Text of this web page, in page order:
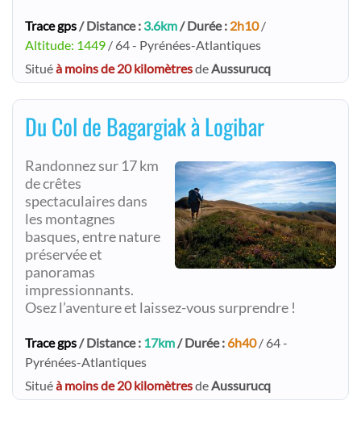
Trace gps/ Distance : 3.6km/ Durée : 2h10/
Altitude: 1449 / 64 - Pyrénées-Atlantiques
Situéà moins de 20 kilomètresdeAussurucq
Du Col de Bagargiak à Logibar
Randonnez sur 17 km
de crêtes
spectaculaires dans
les montagnes
basques, entre nature
préservée et
panoramas
impressionnants.
Osez l’aventure et laissez-vous surprendre !
Trace gps/ Distance : 17km/ Durée : 6h40/ 64 -
Pyrénées-Atlantiques
Situéà moins de 20 kilomètresdeAussurucq